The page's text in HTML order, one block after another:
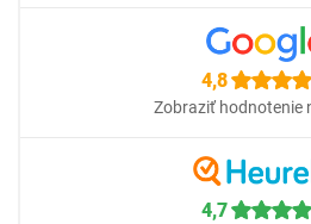
4,8
Zobraziť hodnotenie
4,7